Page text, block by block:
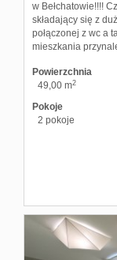
w Bełchatowie!!!!
składający się z
połączonej z wc a
mieszkania
Powierzchnia
49,00 m2
Pokoje
2 pokoje